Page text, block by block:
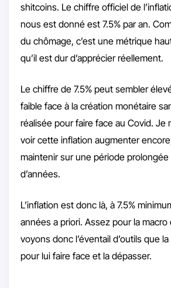
shitcoins. Le chiffre officiel de
nous est donné est 7.5% par an.
du chômage, c’est une métrique
qu’il est dur d’apprécier réellement.
Le chiffre de 7.5% peut sembler
faible face à la création monétaire
réalisée pour faire face au Covid. Je
voir cette inflation augmenter
maintenir sur une période prolongée
d’années.
L’inflation est donc là, à 7.5%
années a priori. Assez pour la macro
voyons donc l’éventail d’outils que
pour lui faire face et la dépasser.